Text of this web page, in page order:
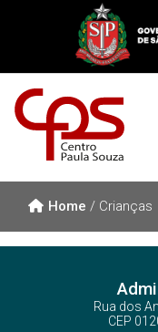
Home / Crianças
Rua dos
CEP